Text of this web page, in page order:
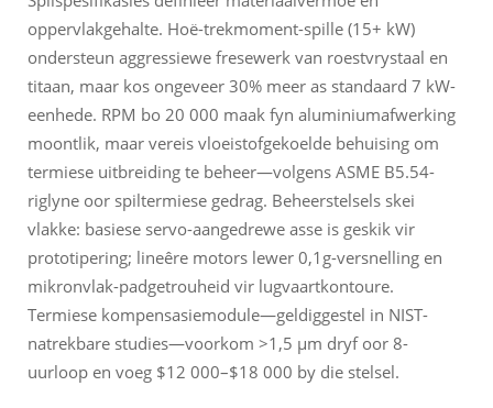
oppervlakgehalte. Hoë-trekmoment-spille (15+ kW)
ondersteun aggressiewe fresewerk van roestvrystaal en
titaan, maar kos ongeveer 30% meer as standaard 7 kW-
eenhede. RPM bo 20 000 maak fyn aluminiumafwerking
moontlik, maar vereis vloeistofgekoelde behuising om
termiese uitbreiding te beheer—volgens ASME B5.54-
riglyne oor spiltermiese gedrag. Beheerstelsels skei
vlakke: basiese servo-aangedrewe asse is geskik vir
prototipering; lineêre motors lewer 0,1g-versnelling en
mikronvlak-padgetrouheid vir lugvaartkontoure.
Termiese kompensasiemodule—geldiggestel in NIST-
natrekbare studies—voorkom >1,5 µm dryf oor 8-
uurloop en voeg $12 000–$18 000 by die stelsel.